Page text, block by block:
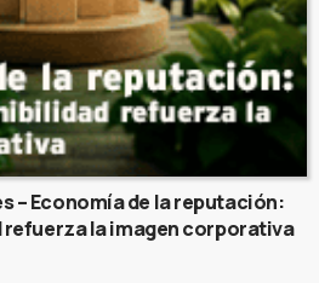
– Economía de la reputación:
la imagen corporativa